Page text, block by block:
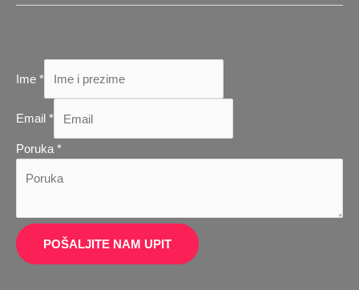
Ime *
Poruka
Email *
Poruka *
POŠALJITE NAM UPIT